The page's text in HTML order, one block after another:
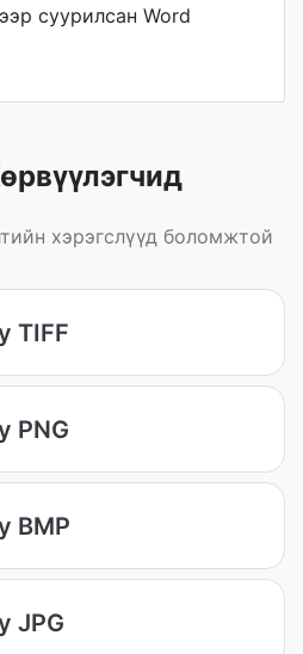
суурилсан Word
хэрэгслүүд боломжтой
TIFF
PNG
BMP
JPG